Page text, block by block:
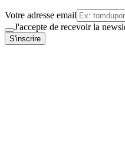
Votre adresse email
J'accepte de recevoir la
S'inscrire